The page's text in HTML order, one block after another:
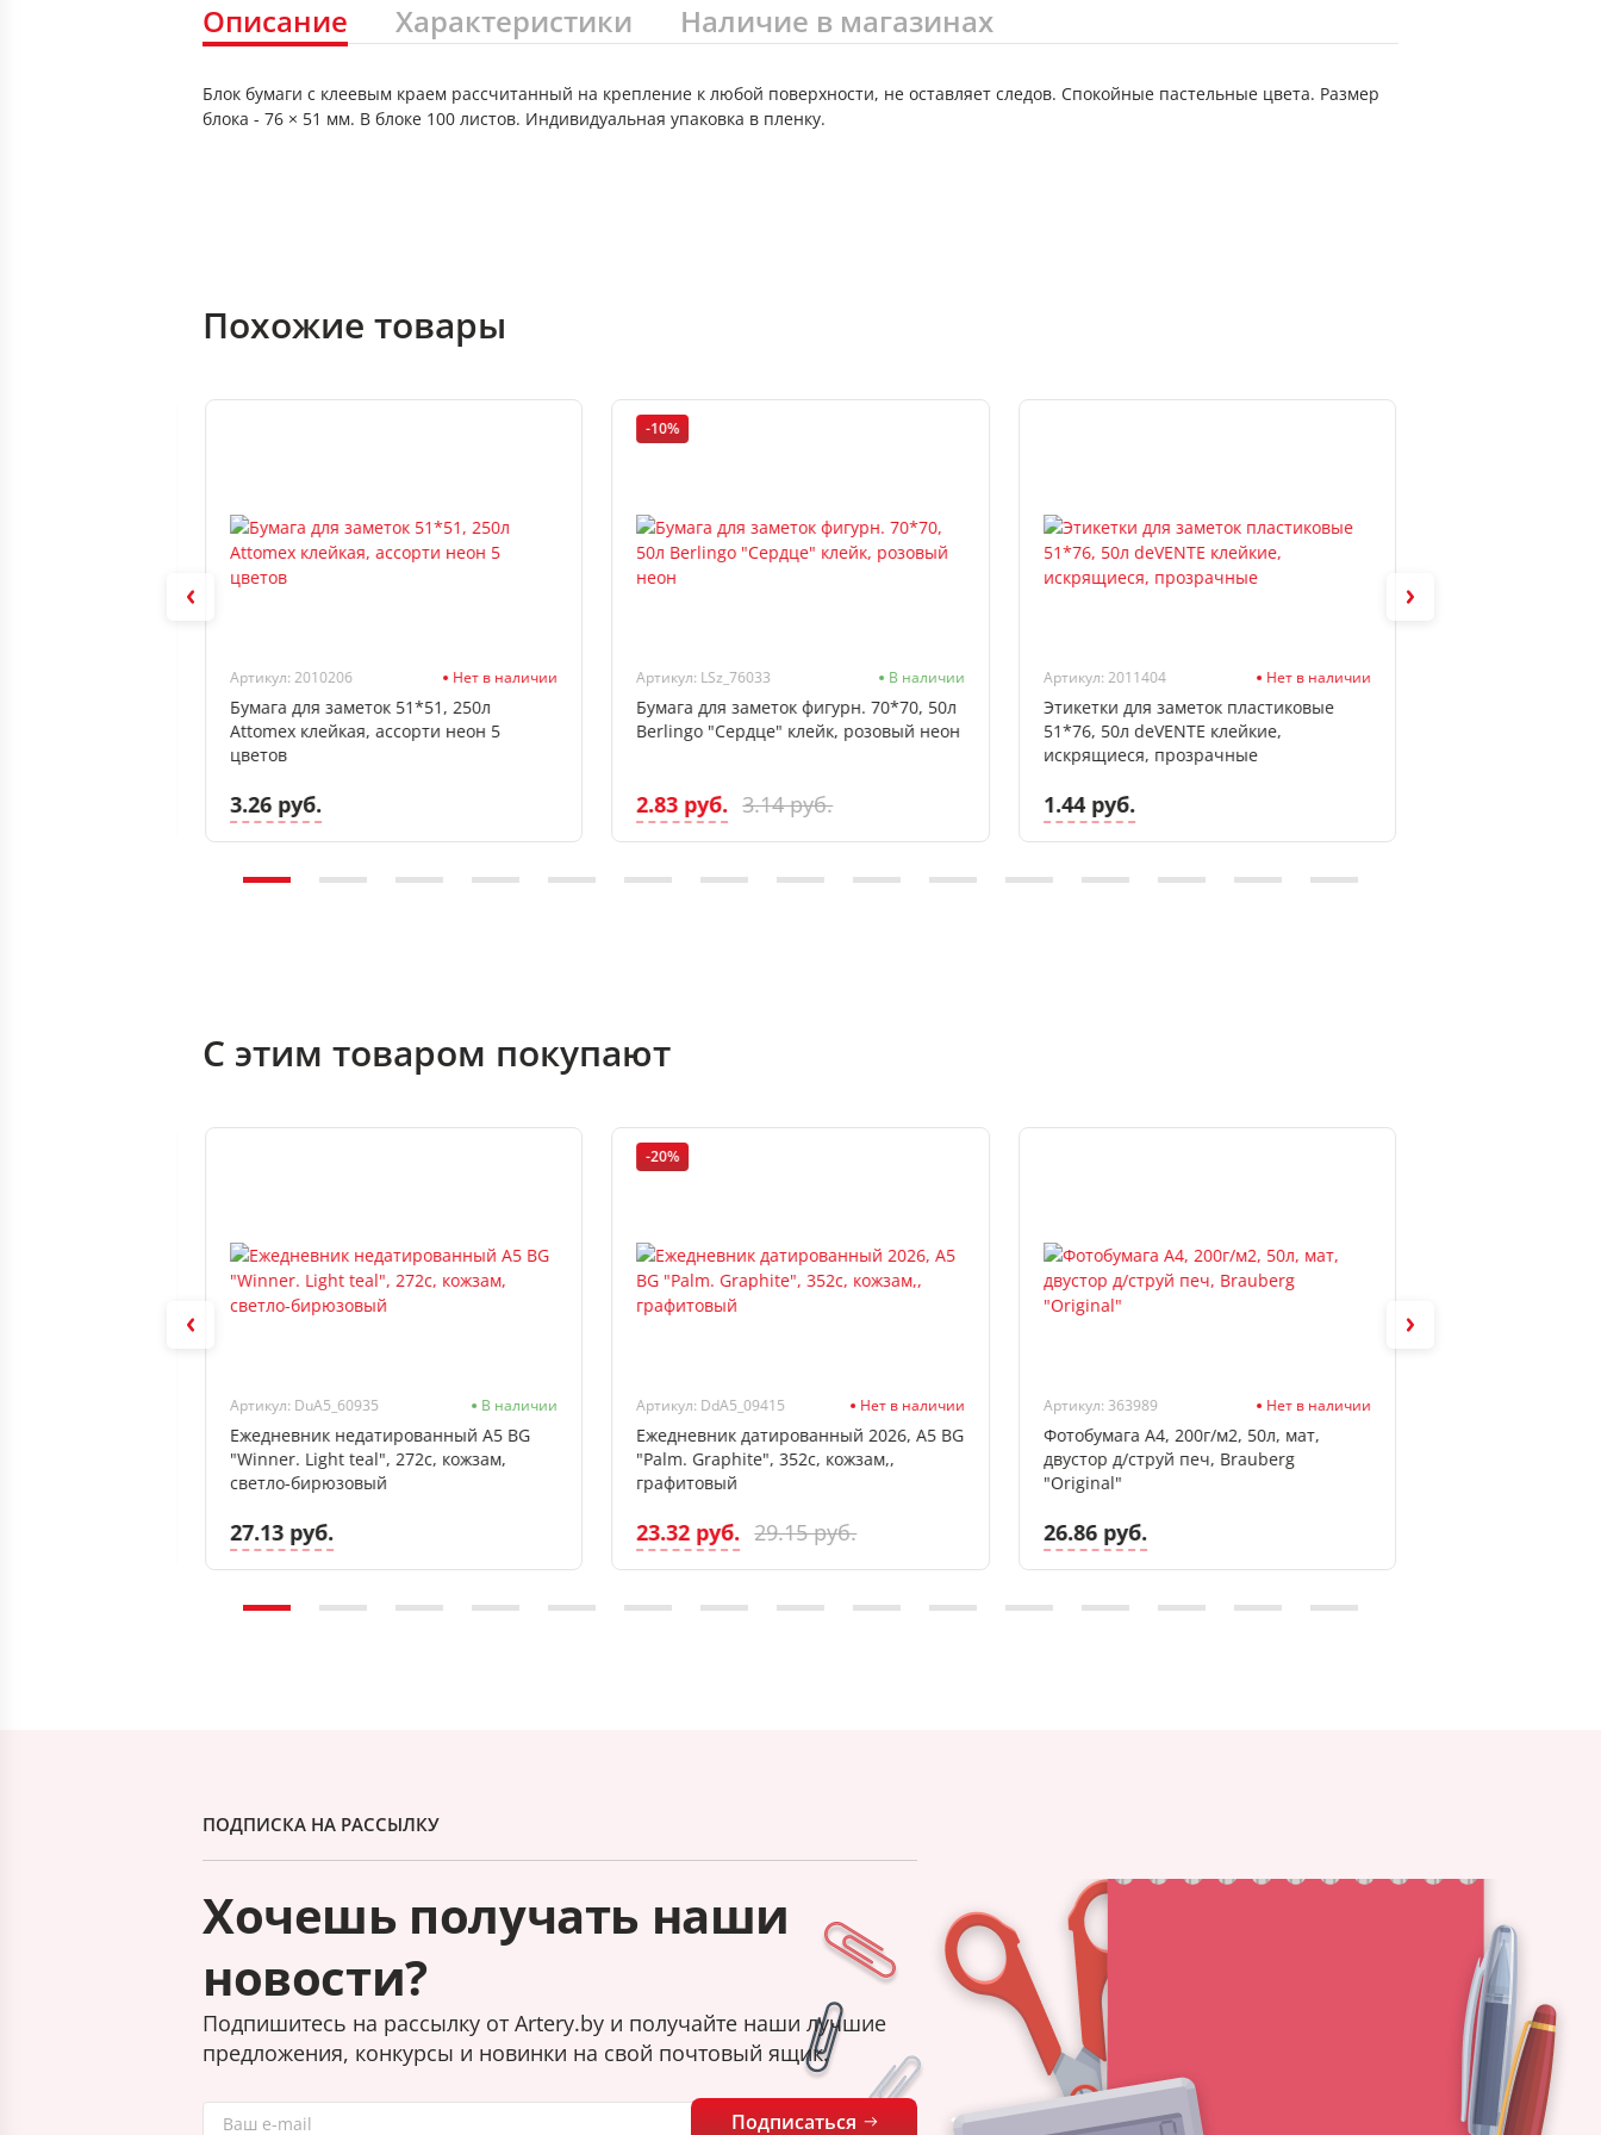
Описание Характеристики Наличие в магазинах
Блок бумаги с клеевым краем рассчитанный на крепление к любой поверхности, не оставляет следов. Спокойные пастельные цвета. Размер
блока - 76 × 51 мм. В блоке 100 листов. Индивидуальная упаковка в пленку.
Похожие товары
Артикул: 2010206 Нет в наличии
Бумага для заметок 51*51, 250л
Attomex клейкая, ассорти неон 5
цветов
3.26 руб.
-10%
Артикул: LSz_76033 В наличии
Бумага для заметок фигурн. 70*70, 50л
Berlingo "Сердце" клейк, розовый неон
2.83 руб. 3.14 руб.
Артикул: 2011404 Нет в наличии
Этикетки для заметок пластиковые
51*76, 50л deVENTE клейкие,
искрящиеся, прозрачные
1.44 руб.
С этим товаром покупают
Артикул: DuA5_60935 В наличии
Ежедневник недатированный А5 BG
"Winner. Light teal", 272с, кожзам,
cветло-бирюзовый
27.13 руб.
-20%
Артикул: DdА5_09415 Нет в наличии
Ежедневник датированный 2026, А5 BG
"Palm. Graphite", 352с, кожзам,,
графитовый
23.32 руб. 29.15 руб.
Артикул: 363989 Нет в наличии
Фотобумага А4, 200г/м2, 50л, мат,
двустор д/струй печ, Brauberg
"Original"
26.86 руб.
ПОДПИСКА НА РАССЫЛКУ
Хочешь получать наши
новости?
Подпишитесь на рассылку от Artery.by и получайте наши лучшие
предложения, конкурсы и новинки на свой почтовый ящик.
Подписаться